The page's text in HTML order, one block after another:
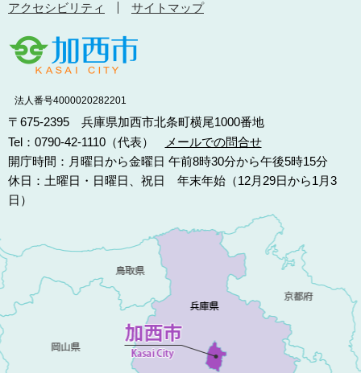
アクセシビリティ
サイトマップ
法人番号4000020282201
〒675-2395 兵庫県加西市北条町横尾1000番地
Tel：0790-42-1110（代表）
メールでの問合せ
開庁時間：月曜日から金曜日 午前8時30分から午後5時15分
休日：土曜日・日曜日、祝日 年末年始（12月29日から1月3
日）